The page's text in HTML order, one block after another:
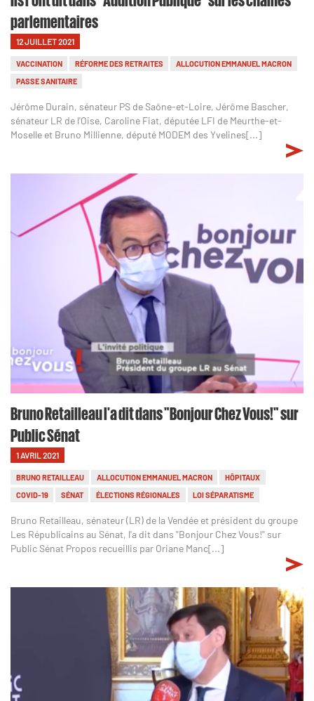
parlementaires
12 JUILLET 2021
VACCINATION RÉFORME DES RETRAITES
ALLOCUTION EMMANUEL MACRON
PASSE SANITAIRE
Jérôme Durain, sénateur PS de Saône-et-Loire, Jérôme Bascher,
sénateur LR de l'Oise, Caroline Fiat, députée LFI de Meurthe-et-
Moselle et Bruno Millienne, député MODEM des Yvelines[...]
Bruno Retailleau l'a dit dans "Bonjour Chez Vous!" sur
Public Sénat
1 AVRIL 2021
BRUNO RETAILLEAU ALLOCUTION EMMANUEL MACRON
HÔPITAUX
COVID-19
SÉNAT ÉLECTIONS RÉGIONALES LOI SÉPARATISME
Bruno Retailleau, sénateur (LR) de la Vendée et président du groupe
Les Républicains au Sénat, l'a dit dans "Bonjour Chez Vous!" sur
Public Sénat Propos recueillis par Oriane Manc[...]